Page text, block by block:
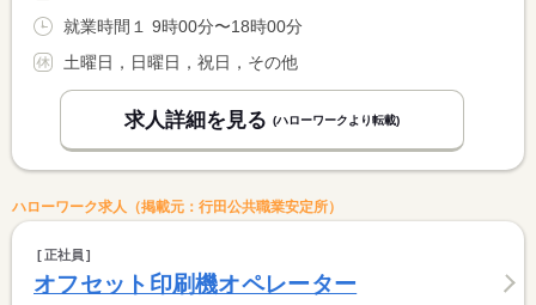
就業時間１ 9時00分〜18時00分
土曜日，日曜日，祝日，その他
求人詳細を見る (ハローワークより転載)
ハローワーク求人（掲載元：行田公共職業安定所）
正社員
オフセット印刷機オペレーター